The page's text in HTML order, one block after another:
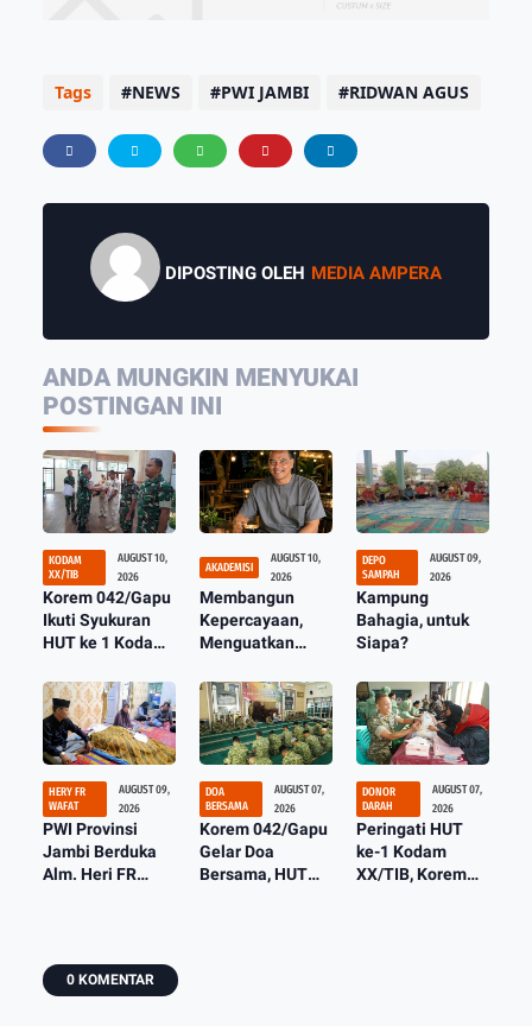
Tags NEWS PWI JAMBI RIDWAN AGUS
DIPOSTING OLEH MEDIA AMPERA
ANDA MUNGKIN MENYUKAI
POSTINGAN INI
KODAM
XX/TIB
AUGUST 10,
2026
Korem 042/Gapu
Ikuti Syukuran
HUT ke 1 Kodam
Virtual
AKADEMISI
AUGUST 10,
2026
Membangun
Kepercayaan,
Menguatkan
Membaca Masa
Depan Keuangan
Haji sebagai
Amanah Publik
DEPO
SAMPAH
AUGUST 09,
2026
Kampung
Bahagia, untuk
Siapa?
HERY FR
WAFAT
AUGUST 09,
2026
PWI Provinsi
Jambi Berduka
Alm. Heri FR
DOA
BERSAMA
AUGUST 07,
2026
Korem 042/Gapu
Gelar Doa
Bersama, HUT
DONOR
DARAH
AUGUST 07,
2026
Peringati HUT
ke-1 Kodam
XX/TIB, Korem
0 KOMENTAR